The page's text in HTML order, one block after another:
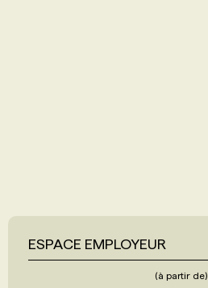
ESPACE EMPLOYEUR
(à partir de)